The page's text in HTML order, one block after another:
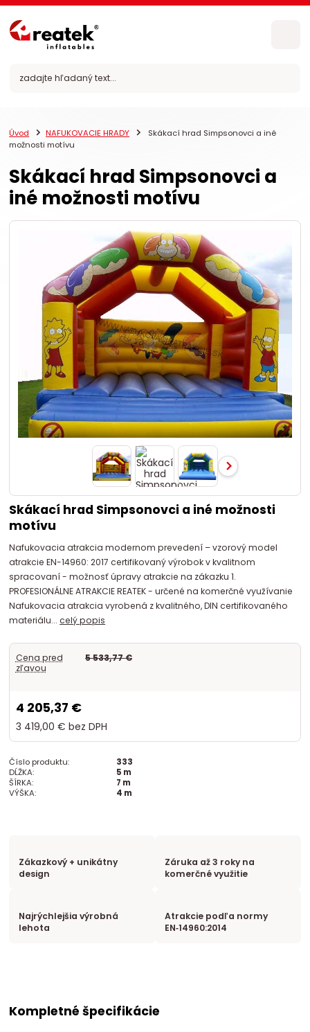
Úvod NAFUKOVACIE HRADY
Skákací hrad Simpsonovci a iné
možnosti motívu
Skákací hrad Simpsonovci a
iné možnosti motívu
Skákací hrad Simpsonovci a iné možnosti
motívu
Nafukovacia atrakcia modernom prevedení – vzorový model
atrakcie EN-14960: 2017 certifikovaný výrobok v kvalitnom
spracovaní - možnosť úpravy atrakcie na zákazku 1.
PROFESIONÁLNE ATRAKCIE REATEK - určené na komerčné využívanie
Nafukovacia atrakcia vyrobená z kvalitného, DIN certifikovaného
materiálu...celý popis
Cena pred
zľavou
5 533,77 €
4 205,37 €
3 419,00 € bez DPH
Číslo produktu:
333
DĹŽKA:
5 m
ŠÍRKA:
7 m
VÝŠKA:
4 m
Zákazkový + unikátny
design
Záruka až 3 roky na
komerčné využitie
Najrýchlejšia výrobná
lehota
Atrakcie podľa normy
EN‑14960:2014
Kompletné špecifikácie